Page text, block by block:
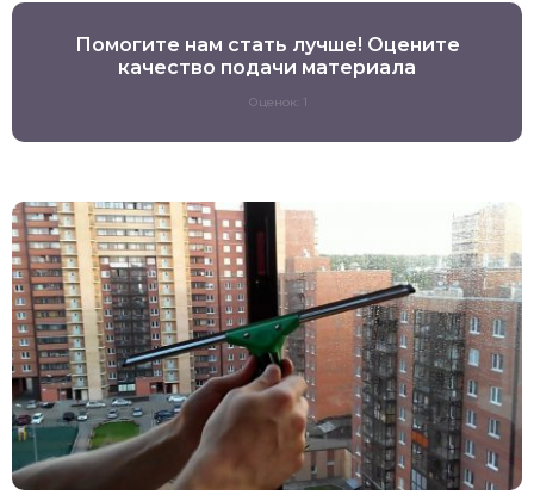
Помогите нам стать лучше! Оцените
качество подачи материала
Оценок: 1